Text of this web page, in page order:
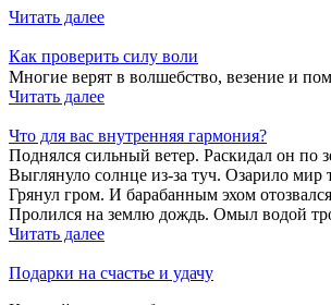
Читать далее
Как проверить силу воли
Многие верят в волшебство, везение и
Читать далее
Что для вас внутренняя гармония?
Поднялся сильный ветер. Раскидал он по
Выглянуло солнце из-за туч. Озарило мир
Грянул гром. И барабанным эхом
Пролился на землю дождь. Омыл водой
Читать далее
Подарки на счастье и удачу